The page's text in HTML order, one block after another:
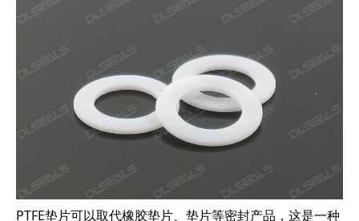
PTFE垫片可以取代橡胶垫片、垫片等密封产品，这是一种